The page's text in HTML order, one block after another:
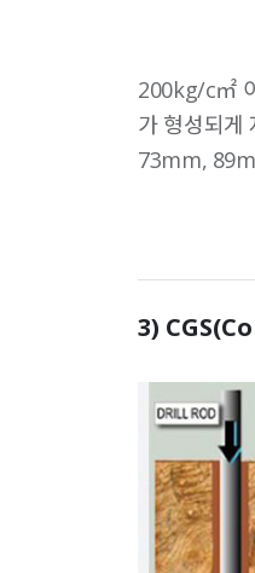
200kg/c㎡
가 형성되게
73mm,
3)